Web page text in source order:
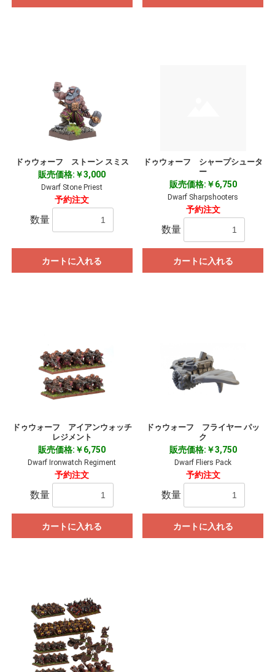
ドゥウォーフ ストーン スミス
販売価格:￥3,000
Dwarf Stone Priest
予約注文
数量
カートに入れる
ドゥウォーフ シャープシュータ
ー
販売価格:￥6,750
Dwarf Sharpshooters
予約注文
数量
カートに入れる
ドゥウォーフ アイアンウォッチ
レジメント
販売価格:￥6,750
Dwarf Ironwatch Regiment
予約注文
数量
カートに入れる
ドゥウォーフ フライヤー パッ
ク
販売価格:￥3,750
Dwarf Fliers Pack
予約注文
数量
カートに入れる
お買い物を続ける カートへ進む